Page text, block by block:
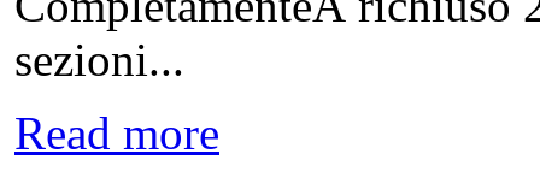
sezioni...
Read more